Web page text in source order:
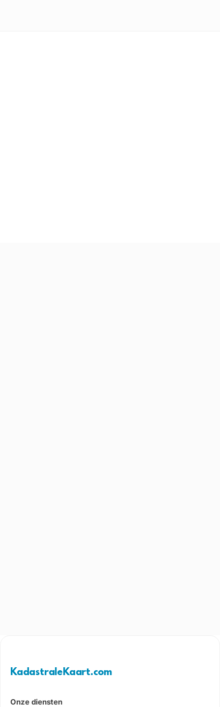
KadastraleKaart.com
Onze diensten